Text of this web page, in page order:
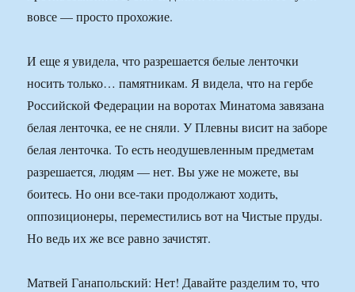
вовсе — просто прохожие.
И еще я увидела, что разрешается белые ленточки
носить только… памятникам. Я видела, что на гербе
Российской Федерации на воротах Минатома завязана
белая ленточка, ее не сняли. У Плевны висит на заборе
белая ленточка. То есть неодушевленным предметам
разрешается, людям — нет. Вы уже не можете, вы
боитесь. Но они все-таки продолжают ходить,
оппозиционеры, переместились вот на Чистые пруды.
Но ведь их же все равно зачистят.
Матвей Ганапольский: Нет! Давайте разделим то, что